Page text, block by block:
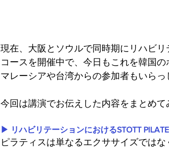
現在、大阪とソウルで同時期にリハビリ
コースを開催中で、今日もこれを韓国
マレーシアや台湾からの参加者もいらっ
今回は講演でお伝えした内容をまとめて
▶︎ リハビリテーションにおけるSTOTT
ピラティスは単なるエクササイズでは